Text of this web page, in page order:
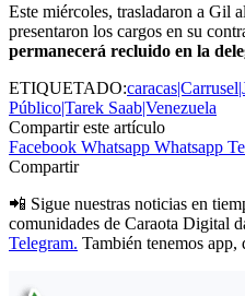
Este miércoles, trasladaron a Gil
presentaron los cargos en su
permanecerá recluido en la
ETIQUETADO:
Público|Tarek Saab|Venezuela
Compartir este artículo
Facebook Whatsapp Whatsapp
Compartir
📲 Sigue nuestras noticias en
comunidades de Caraota Digital
Telegram. También tenemos app,